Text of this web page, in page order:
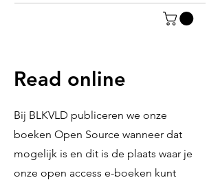
Read online
Bij BLKVLD publiceren we onze
boeken Open Source wanneer dat
mogelijk is en dit is de plaats waar je
onze open access e-boeken kunt